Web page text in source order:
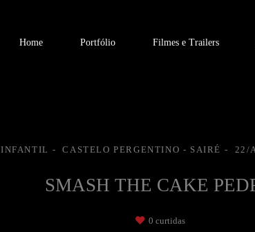
Home Portfólio Filmes e Trailers
INFANTIL CASTELO PERGENTINO - SAIRÉ 22/
SMASH THE CAKE
0 curtidas